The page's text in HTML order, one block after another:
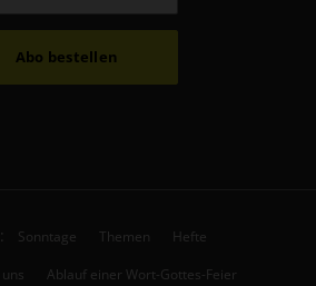
Abo bestellen
Sonntage Themen Hefte
Ablauf einer Wort-Gottes-Feier